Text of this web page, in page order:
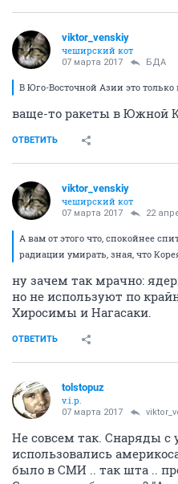
viktor_venskiy
чеширский кот
07 марта 2017 БДА
В Юго-Восточной Азии это только
ваще-то ракеты в Южной
ОТВЕТИТЬ
viktor_venskiy
чеширский кот
07 марта 2017 22
А вам от этого что, спокойнее
радиации умирать, зная, что
ну зачем так мрачно:
но не используют по
Хиросимы и Нагасаки.
ОТВЕТИТЬ
tolstopuz
v.i.p.
07 марта 2017
Не совсем так. Снаряды с
использовались
было в СМИ .. так шта ..